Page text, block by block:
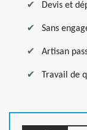
Devis et
Sans
Artisan
Travail de